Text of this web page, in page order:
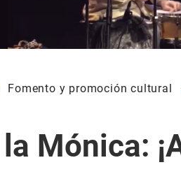
Fomento y promoción cultural
Mónica: